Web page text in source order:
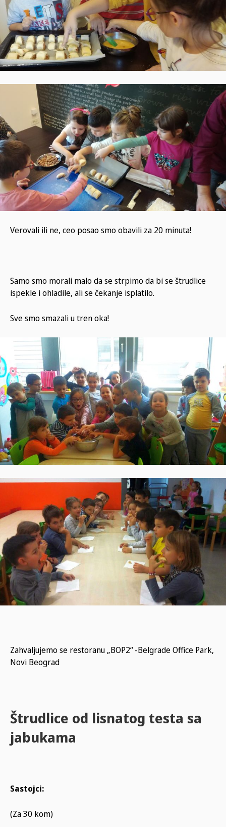
Verovali ili ne, ceo posao smo obavili za 20 minuta!
Samo smo morali malo da se strpimo da bi se štrudlice
ispekle i ohladile, ali se čekanje isplatilo.
Sve smo smazali u tren oka!
Zahvaljujemo se restoranu „BOP2“ -Belgrade Office Park,
Novi Beograd
Štrudlice od lisnatog testa sa
jabukama
Sastojci:
(Za 30 kom)